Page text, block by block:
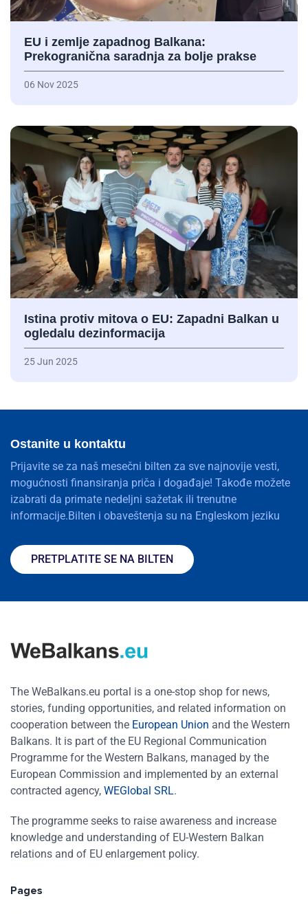
EU i zemlje zapadnog Balkana:
Prekogranična saradnja za bolje prakse
06 Nov 2025
Istina protiv mitova o EU: Zapadni Balkan u
ogledalu dezinformacija
25 Jun 2025
Ostanite u kontaktu
Prijavite se za naš mesečni bilten za sve najnovije vesti,
mogućnosti finansiranja priča i događaje! Takođe možete
izabrati da primate nedeljni sažetak ili trenutne
informacije.Bilten i obaveštenja su na Engleskom jeziku
PRETPLATITE SE NA BILTEN
The WeBalkans.eu portal is a one-stop shop for news,
stories, funding opportunities, and related information on
cooperation between the European Union and the Western
Balkans. It is part of the EU Regional Communication
Programme for the Western Balkans, managed by the
European Commission and implemented by an external
contracted agency, WEGlobal SRL.
The programme seeks to raise awareness and increase
knowledge and understanding of EU-Western Balkan
relations and of EU enlargement policy.
Pages